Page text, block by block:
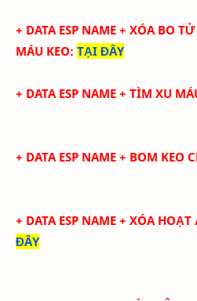
+ DATA ESP NAME + XÓA BO
MÁU KEO: TẠI ĐÂY
+ DATA ESP NAME + TÌM XU
+ DATA ESP NAME + BOM KEO
+ DATA ESP NAME + XÓA
ĐÂY